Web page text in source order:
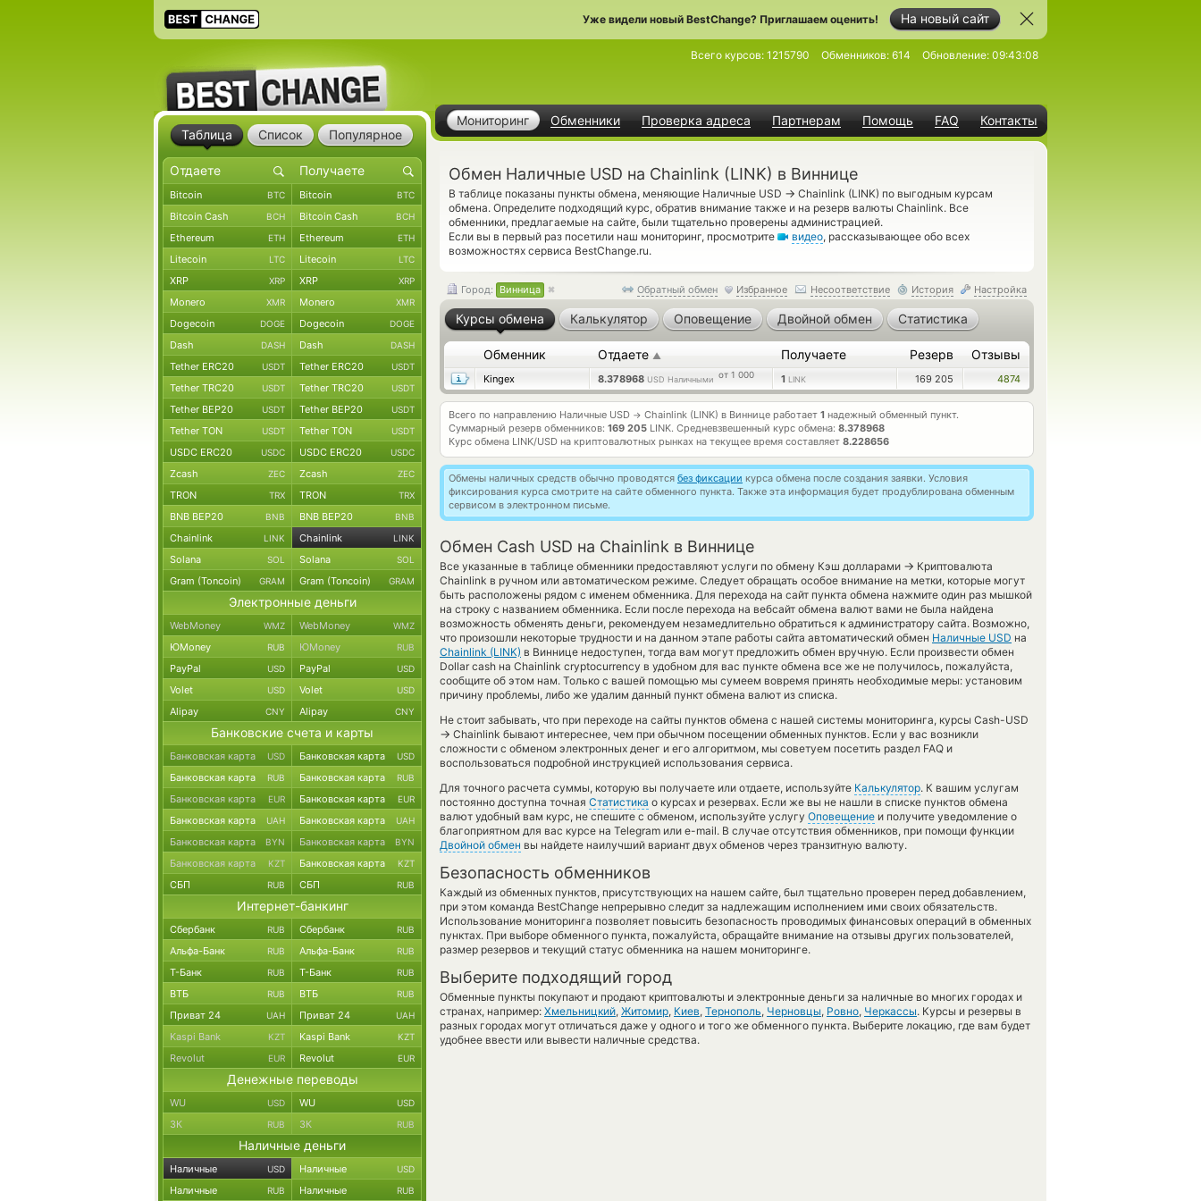
На новый сайт
Уже видели новый BestChange? Приглашаем оценить!
Мониторинг Обменники Проверка адреса Партнерам Помощь FAQ Контакты
Всего курсов: 1215790 Обменников: 614 Обновление: 09:43:08
Обмен Наличные USD на Chainlink (LINK) в Виннице
В таблице показаны пункты обмена, меняющие Наличные USD → Chainlink (LINK) по выгодным курсам
обмена. Определите подходящий курс, обратив внимание также и на резерв валюты Chainlink. Все
обменники, предлагаемые на сайте, были тщательно проверены администрацией.
Если вы в первый раз посетили наш мониторинг, просмотрите
видео, рассказывающее обо всех
возможностях сервиса BestChange.ru.
Обратный обмен Избранное Несоответствие История Настройка
Город: Винница
Курсы обмена Калькулятор Оповещение Двойной обмен Статистика
Обменник Отдаете ▲ Получаете Резерв Отзывы
Kingex 8.378968 USD Наличными от 1 000 1 LINK 169 205 4874
Всего по направлению Наличные USD → Chainlink (LINK) в Виннице работает 1 надежный обменный пункт.
Суммарный резерв обменников: 169 205 LINK. Средневзвешенный курс обмена: 8.378968
Курс обмена LINK/USD на криптовалютных рынках на текущее время составляет 8.228656
Обмены наличных средств обычно проводятся без фиксации курса обмена после создания заявки. Условия
фиксирования курса смотрите на сайте обменного пункта. Также эта информация будет продублирована обменным
сервисом в электронном письме.
Обмен Cash USD на Chainlink в Виннице
Все указанные в таблице обменники предоставляют услуги по обмену Кэш долларами → Криптовалюта
Chainlink в ручном или автоматическом режиме. Следует обращать особое внимание на метки, которые могут
быть расположены рядом с именем обменника. Для перехода на сайт пункта обмена нажмите один раз мышкой
на строку с названием обменника. Если после перехода на вебсайт обмена валют вами не была найдена
возможность обменять деньги, рекомендуем незамедлительно обратиться к администратору сайта. Возможно,
что произошли некоторые трудности и на данном этапе работы сайта автоматический обмен Наличные USD на
Chainlink (LINK) в Виннице недоступен, тогда вам могут предложить обмен вручную. Если произвести обмен
Dollar cash на Chainlink cryptocurrency в удобном для вас пункте обмена все же не получилось, пожалуйста,
сообщите об этом нам. Только с вашей помощью мы сумеем вовремя принять необходимые меры: установим
причину проблемы, либо же удалим данный пункт обмена валют из списка.
Не стоит забывать, что при переходе на сайты пунктов обмена с нашей системы мониторинга, курсы Cash-USD
→ Chainlink бывают интереснее, чем при обычном посещении обменных пунктов. Если у вас возникли
сложности с обменом электронных денег и его алгоритмом, мы советуем посетить раздел FAQ и
воспользоваться подробной инструкцией использования сервиса.
Для точного расчета суммы, которую вы получаете или отдаете, используйте Калькулятор. К вашим услугам
постоянно доступна точная Статистика о курсах и резервах. Если же вы не нашли в списке пунктов обмена
валют удобный вам курс, не спешите с обменом, используйте услугу Оповещение и получите уведомление о
благоприятном для вас курсе на Telegram или e-mail. В случае отсутствия обменников, при помощи функции
Двойной обмен вы найдете наилучший вариант двух обменов через транзитную валюту.
Безопасность обменников
Каждый из обменных пунктов, присутствующих на нашем сайте, был тщательно проверен перед добавлением,
при этом команда BestChange непрерывно следит за надлежащим исполнением ими своих обязательств.
Использование мониторинга позволяет повысить безопасность проводимых финансовых операций в обменных
пунктах. При выборе обменного пункта, пожалуйста, обращайте внимание на отзывы других пользователей,
размер резервов и текущий статус обменника на нашем мониторинге.
Выберите подходящий город
Обменные пункты покупают и продают криптовалюты и электронные деньги за наличные во многих городах и
странах, например: Хмельницкий, Житомир, Киев, Тернополь, Черновцы, Ровно, Черкассы. Курсы и резервы в
разных городах могут отличаться даже у одного и того же обменного пункта. Выберите локацию, где вам будет
удобнее ввести или вывести наличные средства.
Таблица Список Популярное
Bitcoin BTC Bitcoin BTC
Bitcoin Cash BCH Bitcoin Cash BCH
Ethereum ETH Ethereum ETH
Litecoin LTC Litecoin LTC
XRP XRP XRP XRP
Monero XMR Monero XMR
Dogecoin DOGE Dogecoin DOGE
Dash DASH Dash DASH
Tether ERC20 USDT Tether ERC20 USDT
Tether TRC20 USDT Tether TRC20 USDT
Tether BEP20 USDT Tether BEP20 USDT
Tether TON USDT Tether TON USDT
USDC ERC20 USDC USDC ERC20 USDC
Zcash ZEC Zcash ZEC
TRON TRX TRON TRX
BNB BEP20 BNB BNB BEP20 BNB
Chainlink LINK Chainlink LINK
Solana SOL Solana SOL
Gram (Toncoin) GRAM Gram (Toncoin) GRAM
Электронные деньги
WebMoney WMZ WebMoney WMZ
ЮMoney RUB ЮMoney RUB
PayPal USD PayPal USD
Volet USD Volet USD
Alipay CNY Alipay CNY
Банковские счета и карты
Банковская карта USD Банковская карта USD
Банковская карта RUB Банковская карта RUB
Банковская карта EUR Банковская карта EUR
Банковская карта UAH Банковская карта UAH
Банковская карта BYN Банковская карта BYN
Банковская карта KZT Банковская карта KZT
СБП RUB СБП RUB
Интернет-банкинг
Сбербанк RUB Сбербанк RUB
Альфа-Банк RUB Альфа-Банк RUB
Т-Банк RUB Т-Банк RUB
ВТБ RUB ВТБ RUB
Приват 24 UAH Приват 24 UAH
Kaspi Bank KZT Kaspi Bank KZT
Revolut EUR Revolut EUR
Денежные переводы
WU USD WU USD
ЗК RUB ЗК RUB
Наличные деньги
Наличные USD Наличные USD
Наличные RUB Наличные RUB